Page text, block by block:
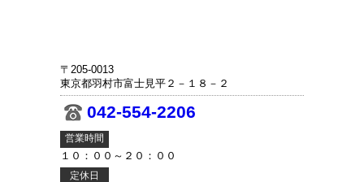
〒205-0013
東京都羽村市富士見平２－１８－２
042-554-2206
営業時間
１０：００～２０：００
定休日